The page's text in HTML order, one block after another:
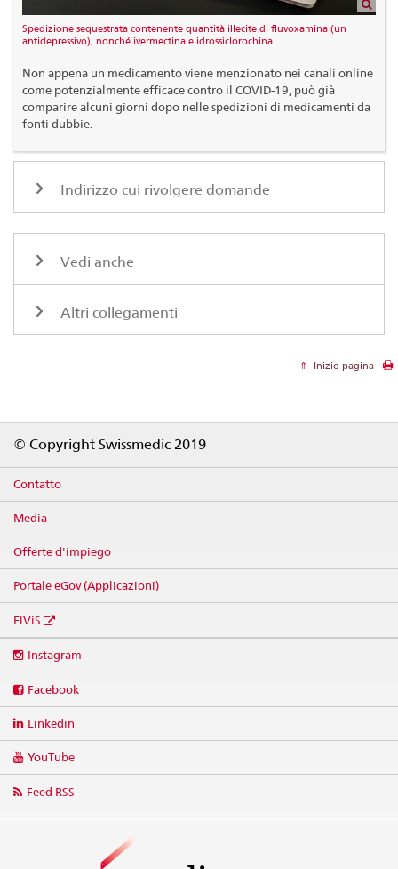
Spedizione sequestrata contenente quantità illecite di fluvoxamina (un
antidepressivo), nonché ivermectina e idrossiclorochina.
Non appena un medicamento viene menzionato nei canali online
come potenzialmente efficace contro il COVID-19, può già
comparire alcuni giorni dopo nelle spedizioni di medicamenti da
fonti dubbie.
Indirizzo cui rivolgere domande
Vedi anche
Altri collegamenti
Inizio pagina
© Copyright Swissmedic 2019
Contatto
Media
Offerte d'impiego
Portale eGov (Applicazioni)
ElViS
media
Instagram
Facebook
Linkedin
YouTube
Feed RSS